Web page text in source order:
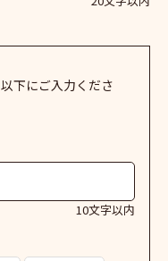
下にご入力くださ
10文字以内